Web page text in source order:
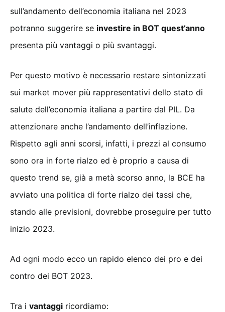
sull’andamento dell’economia italiana nel 2023
potranno suggerire se investire in BOT quest’anno
presenta più vantaggi o più svantaggi.
Per questo motivo è necessario restare sintonizzati
sui market mover più rappresentativi dello stato di
salute dell’economia italiana a partire dal PIL. Da
attenzionare anche l’andamento dell’inflazione.
Rispetto agli anni scorsi, infatti, i prezzi al consumo
sono ora in forte rialzo ed è proprio a causa di
questo trend se, già a metà scorso anno, la BCE ha
avviato una politica di forte rialzo dei tassi che,
stando alle previsioni, dovrebbe proseguire per tutto
inizio 2023.
Ad ogni modo ecco un rapido elenco dei pro e dei
contro dei BOT 2023.
Tra i vantaggi ricordiamo: